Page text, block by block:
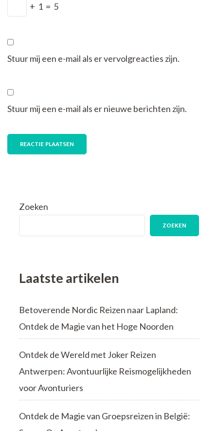
+ 1 = 5
Stuur mij een e-mail als er vervolgreacties zijn.
Stuur mij een e-mail als er nieuwe berichten zijn.
Zoeken
ZOEKEN
Laatste artikelen
Betoverende Nordic Reizen naar Lapland:
Ontdek de Magie van het Hoge Noorden
Ontdek de Wereld met Joker Reizen
Antwerpen: Avontuurlijke Reismogelijkheden
voor Avonturiers
Ontdek de Magie van Groepsreizen in België: